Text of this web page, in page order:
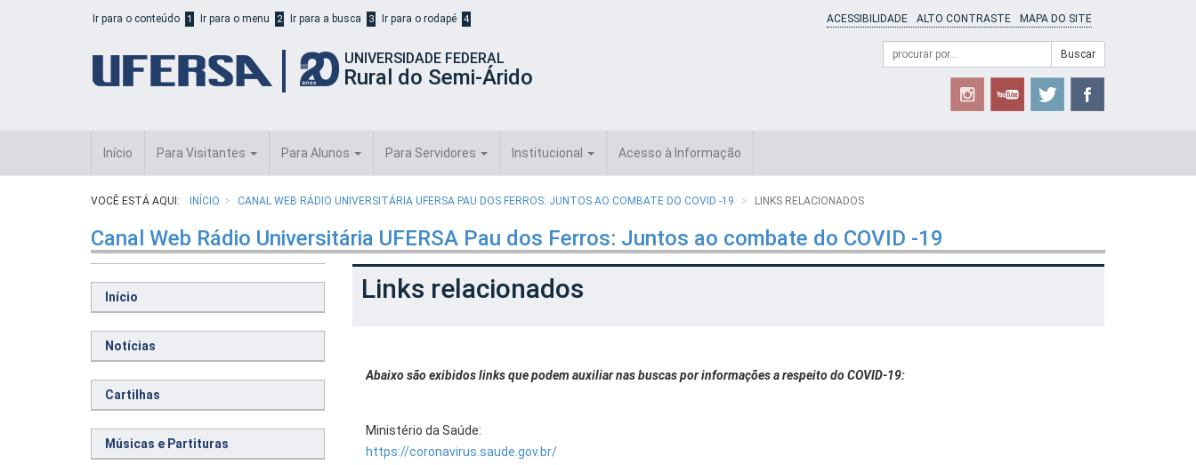
Ir para o conteúdo 1 Ir para o menu 2 Ir para a busca 3 Ir para o rodapé 4 ACESSIBILIDADE ALTO CONTRASTE MAPA DO SITE
UNIVERSIDADE FEDERAL
Rural do Semi-Árido
Formulário
Campo
de
Buscar
Início Para Visitantes Para Alunos Para Servidores Institucional Acesso à Informação
VOCÊ ESTÁ AQUI: INÍCIO CANAL WEB RÁDIO UNIVERSITÁRIA UFERSA PAU DOS FERROS: JUNTOS AO COMBATE DO COVID -19 LINKS RELACIONADOS
Canal Web Rádio Universitária UFERSA Pau dos Ferros: Juntos ao combate do COVID -19
Início
Notícias
Cartilhas
Músicas e Partituras
Links relacionados
Abaixo são exibidos links que podem auxiliar nas buscas por informações a respeito do COVID-19:
Ministério da Saúde:
https://coronavirus.saude.gov.br/